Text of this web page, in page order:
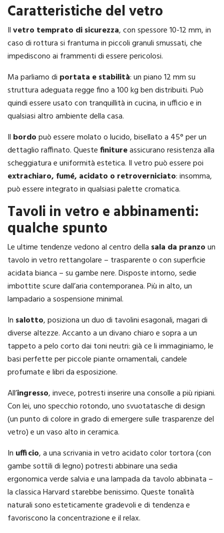
Caratteristiche del vetro
Ilvetro temprato di sicurezza, con spessore 10-12 mm, in
caso di rottura si frantuma in piccoli granuli smussati, che
impediscono ai frammenti di essere pericolosi.
Ma parliamo di portata e stabilità: un piano 12 mm su
struttura adeguata regge fino a 100 kg ben distribuiti. Può
quindi essere usato con tranquillità in cucina, in ufficio e in
qualsiasi altro ambiente della casa.
Il bordopuò essere molato o lucido, bisellato a 45° per un
dettaglio raffinato. Questefinitureassicurano resistenza alla
scheggiatura e uniformità estetica. Il vetro può essere poi
extrachiaro, fumé, acidato o retroverniciato: insomma,
può essere integrato in qualsiasi palette cromatica.
Tavoli in vetro e abbinamenti:
qualche spunto
Le ultime tendenze vedono al centro della sala da pranzoun
tavolo in vetro rettangolare – trasparente o con superficie
acidata bianca – su gambe nere. Disposte intorno, sedie
imbottite scure dall’aria contemporanea. Più in alto, un
lampadario a sospensione minimal.
In salotto, posiziona un duo di tavolini esagonali, magari di
diverse altezze. Accanto a un divano chiaro e sopra a un
tappeto a pelo corto dai toni neutri: già ce li immaginiamo, le
basi perfette per piccole piante ornamentali, candele
profumate e libri da esposizione.
All’ingresso, invece, potresti inserire una consolle a più ripiani.
Con lei, uno specchio rotondo, uno svuotatasche di design
(un punto di colore in grado di emergere sulle trasparenze del
vetro) e un vaso alto in ceramica.
In ufficio, a una scrivania in vetro acidato color tortora (con
gambe sottili di legno) potresti abbinare una sedia
ergonomica verde salvia e una lampada da tavolo abbinata –
la classica Harvard starebbe benissimo. Queste tonalità
naturali sono esteticamente gradevoli e di tendenza e
favoriscono la concentrazione e il relax.